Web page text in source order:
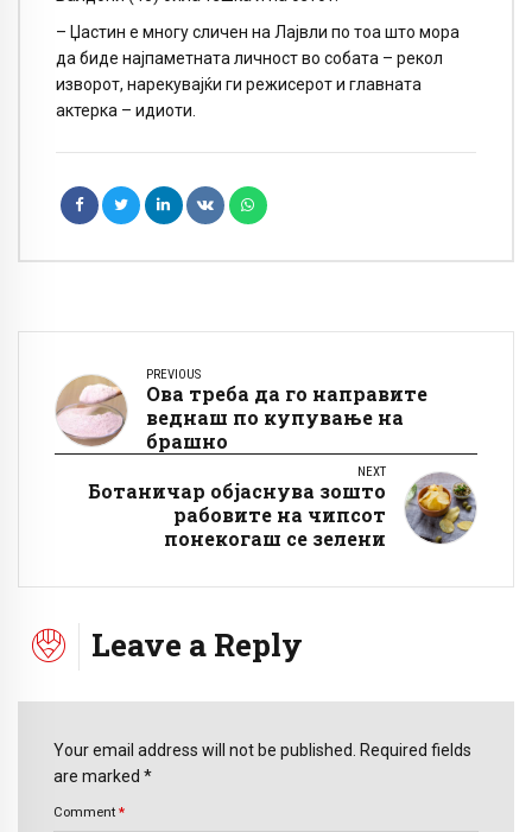
– Џастин е многу сличен на Лајвли по тоа што мора
да биде најпаметната личност во собата – рекол
изворот, нарекувајќи ги режисерот и главната
актерка – идиоти.
PREVIOUS
Ова треба да го направите
веднаш по купување на
брашно
NEXT
Ботаничар објаснува зошто
рабовите на чипсот
понекогаш се зелени
Leave a Reply
Your email address will not be published. Required fields
are marked *
Comment *